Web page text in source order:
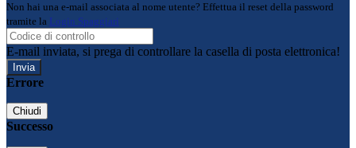
Non hai una e-mail associata al nome utente? Effettua il reset della password
tramite la Login Spaggiari
E-mail inviata, si prega di controllare la casella di posta elettronica!
Errore
Chiudi
Successo